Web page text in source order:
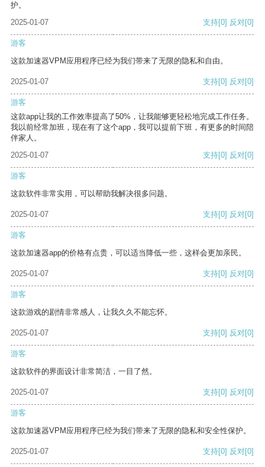
护。
2025-01-07
支持[0] 反对[0]
游客
这款加速器VPM应用程序已经为我们带来了无限的隐私和自由。
2025-01-07 支持[0] 反对[0]
游客
这款app让我的工作效率提高了50%，让我能够更轻松地完成工作任务。
我以前经常加班，现在有了这个app，我可以提前下班，有更多的时间陪
伴家人。
2025-01-07
支持[0] 反对[0]
游客
这款软件非常实用，可以帮助我解决很多问题。
2025-01-07 支持[0] 反对[0]
游客
这款加速器app的价格有点贵，可以适当降低一些，这样会更加亲民。
2025-01-07 支持[0] 反对[0]
游客
这款游戏的剧情非常感人，让我久久不能忘怀。
2025-01-07 支持[0] 反对[0]
游客
这款软件的界面设计非常简洁，一目了然。
2025-01-07 支持[0] 反对[0]
游客
这款加速器VPM应用程序已经为我们带来了无限的隐私和安全性保护。
2025-01-07 支持[0] 反对[0]